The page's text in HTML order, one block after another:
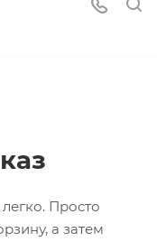
Просто
а затем